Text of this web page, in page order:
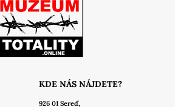
KDE NÁS NÁJDETE?
926 01 Sereď,